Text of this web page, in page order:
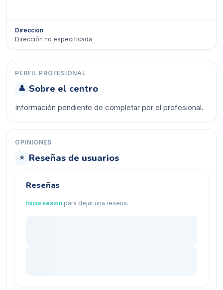
Dirección
Dirección no especificada
PERFIL PROFESIONAL
👤 Sobre el centro
Información pendiente de completar por el profesional.
OPINIONES
⭐ Reseñas de usuarios
Reseñas
Inicia sesión para dejar una reseña.